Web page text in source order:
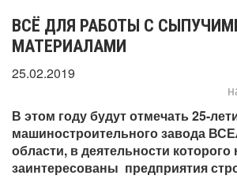
ВСЁ ДЛЯ РАБОТЫ С
МАТЕРИАЛАМИ
25.02.2019
В этом году будут отмечать 25-
машиностроительного завода
области, в деятельности
заинтересованы предприятия